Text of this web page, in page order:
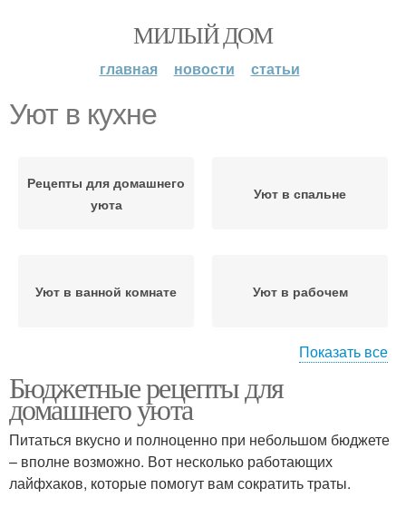
МИЛЫЙ ДОМ
главная новости статьи
Уют в кухне
Рецепты для домашнего
уюта
Уют в спальне
Уют в ванной комнате Уют в рабочем
Уют в детской комнате Домашний уют
Уют без больших
Показать все
Бюджетные рецепты для
домашнего уюта
Питаться вкусно и полноценно при небольшом бюджете
– вполне возможно. Вот несколько работающих
лайфхаков, которые помогут вам сократить траты.